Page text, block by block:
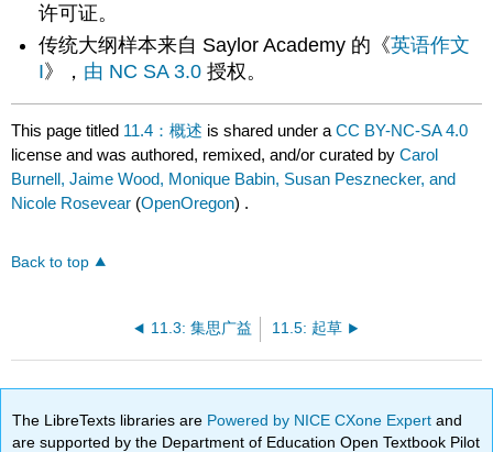
许可证。
传统大纲样本来自 Saylor Academy 的《英语作文
I》， 由 NC SA 3.0 授权。
This page titled 11.4：概述 is shared under aCC BY-NC-SA 4.0
license and was authored, remixed, and/or curated byCarol
Burnell, Jaime Wood, Monique Babin, Susan Pesznecker, and
Nicole Rosevear (OpenOregon) .
Back to top
11.3: 集思广益 11.5: 起草
The LibreTexts libraries are Powered by NICE CXone Expertand
are supported by the Department of Education Open Textbook Pilot